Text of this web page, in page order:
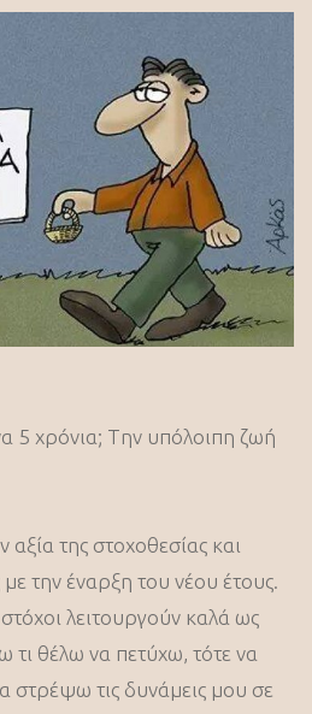
5 χρόνια; Tην υπόλοιπη ζωή
της στοχοθεσίας και
με την έναρξη του νέου έτους.
λειτουργούν καλά ως
τι θέλω να πετύχω, τότε να
στρέψω τις δυνάμεις μου σε